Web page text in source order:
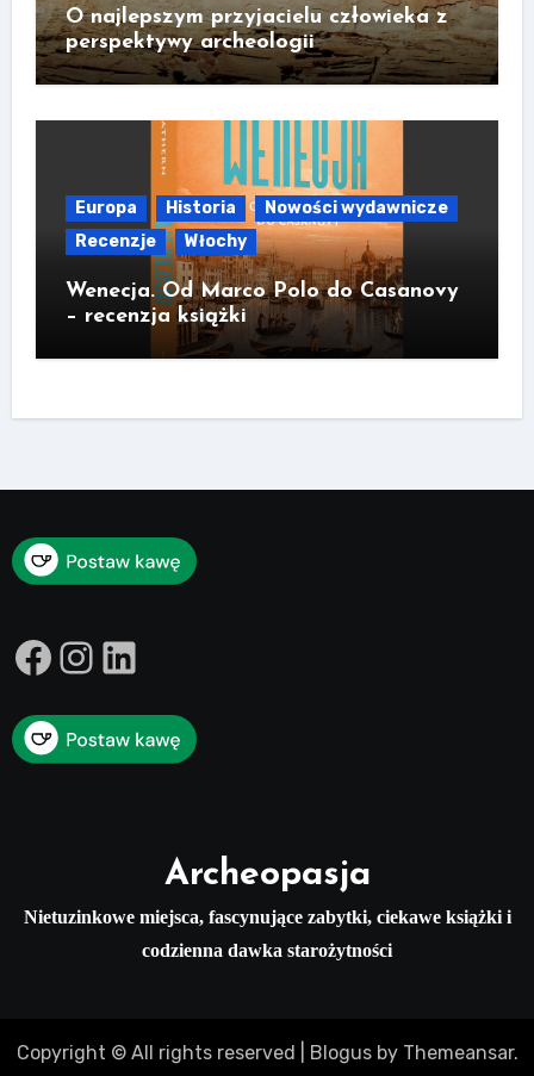
O najlepszym przyjacielu człowieka z
perspektywy archeologii
Europa Historia
Nowości wydawnicze
Recenzje
Włochy
Wenecja. Od Marco Polo do Casanovy
– recenzja książki
Facebook
Instagram
LinkedIn
Archeopasja
Nietuzinkowe miejsca, fascynujące zabytki, ciekawe książki i
codzienna dawka starożytności
Copyright © All rights reserved Blogusby Themeansar.